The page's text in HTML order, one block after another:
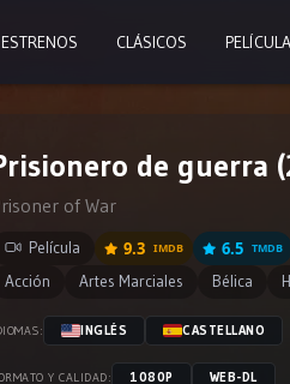
ESTRENOS CLÁSICOS
de guerra
of War
Película 9.3 IMDB 6.5 TMDB
Acción Artes Marciales Bélica
INGLÉS CASTELLANO
Y CALIDAD: 1080P WEB-DL